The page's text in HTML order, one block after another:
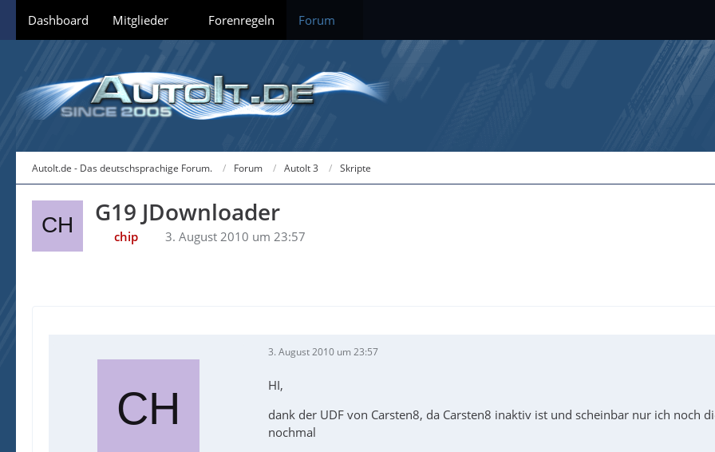
Dashboard Mitglieder Forenregeln Forum
AutoIt.de - Das deutschsprachige Forum. Forum AutoIt 3 Skripte
G19 JDownloader
chip 3. August 2010 um 23:57
3. August 2010 um 23:57
HI,
dank der UDF von Carsten8, da Carsten8 inaktiv ist und scheinbar nur ich noch
nochmal